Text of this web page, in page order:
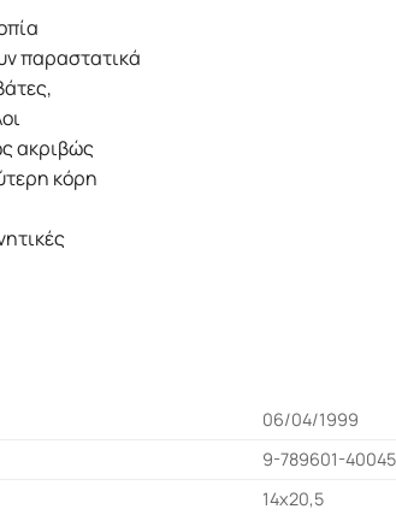
παραστατικά
ακριβώς
κόρη
06/04/1999
9-789601-
14x20,5